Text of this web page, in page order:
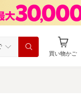
買い物かご